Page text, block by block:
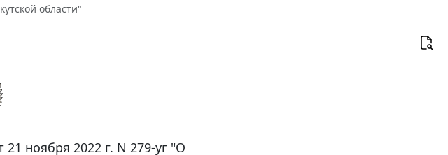
области"
ноября 2022 г. N 279-уг "О